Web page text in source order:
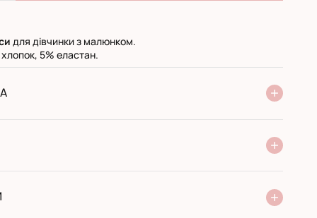
для дівчинки з малюнком.
5% еластан.
переказ